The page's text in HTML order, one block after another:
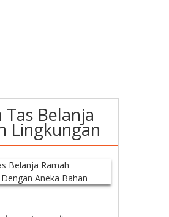
Tas Belanja
Lingkungan